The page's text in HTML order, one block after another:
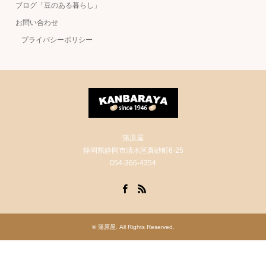
ブログ「豆のある暮らし」
お問い合わせ
プライバシーポリシー
蒲原屋
静岡県静岡市清水区真砂町6-25
054-366-4354
©蒲原屋 . All Rights Reserved.